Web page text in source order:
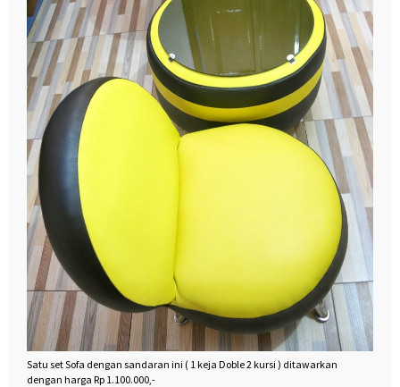
Satu set Sofa dengan sandaran ini ( 1 keja Doble 2 kursi ) ditawarkan
dengan harga Rp 1.100.000,-